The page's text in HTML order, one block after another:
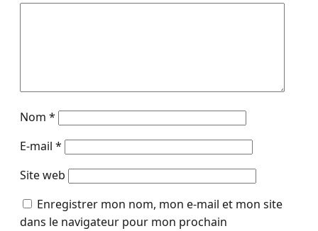
Nom *
E-mail *
Site web
Enregistrer mon nom, mon e-mail et mon site
dans le navigateur pour mon prochain